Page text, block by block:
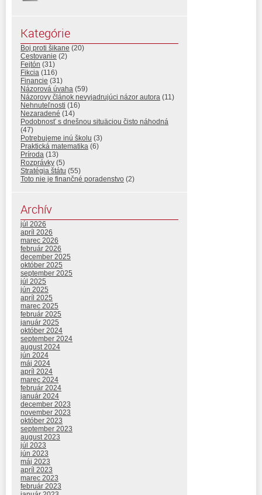
Kategórie
Boj proti šikane (20)
Cestovanie (2)
Fejtón (31)
Fikcia (116)
Financie (31)
Názorová úvaha (59)
Názorovy článok nevyjadrujúci názor autora (11)
Nehnuteľnosti (16)
Nezaradené (14)
Podobnosť s dnešnou situäciou čisto náhodná
(47)
Potrebujeme inú školu (3)
Praktická matematika (6)
Príroda (13)
Rozprávky (5)
Stratégia štátu (55)
Toto nie je finančné poradenstvo (2)
Archív
júl 2026
apríl 2026
marec 2026
február 2026
december 2025
október 2025
september 2025
júl 2025
jún 2025
apríl 2025
marec 2025
február 2025
január 2025
október 2024
september 2024
august 2024
jún 2024
máj 2024
apríl 2024
marec 2024
február 2024
január 2024
december 2023
november 2023
október 2023
september 2023
august 2023
júl 2023
jún 2023
máj 2023
apríl 2023
marec 2023
február 2023